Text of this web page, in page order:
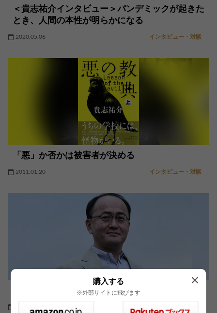
＜貴志祐介インタビュー＞パンデミックが起きた
とき、人間の本性が明らかになる
2020.05.06 インタビュー・対談
「悪」か否かは被害者が決める
2011.01.20 インタビュー・対談
性善説に立ったシステムに悪魔が入りこむ
購入する
※外部サイトに飛びます